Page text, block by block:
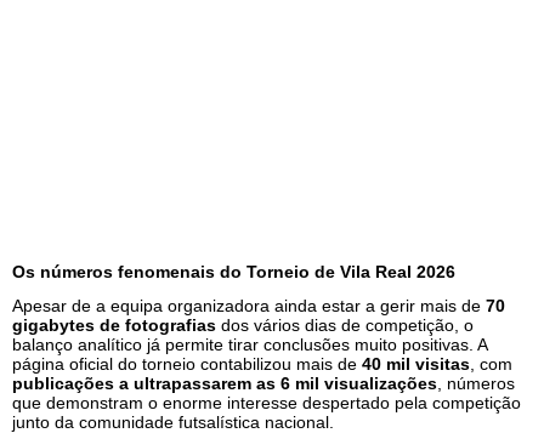
Os números fenomenais do Torneio de Vila Real 2026
Apesar de a equipa organizadora ainda estar a gerir mais de 70
gigabytes de fotografias dos vários dias de competição, o
balanço analítico já permite tirar conclusões muito positivas. A
página oficial do torneio contabilizou mais de 40 mil visitas , com
publicações a ultrapassarem as 6 mil visualizações , números
que demonstram o enorme interesse despertado pela competição
junto da comunidade futsalística nacional.